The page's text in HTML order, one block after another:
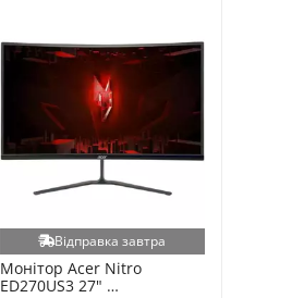
Відправка завтра
Монітор Acer Nitro
ED270US3 27"